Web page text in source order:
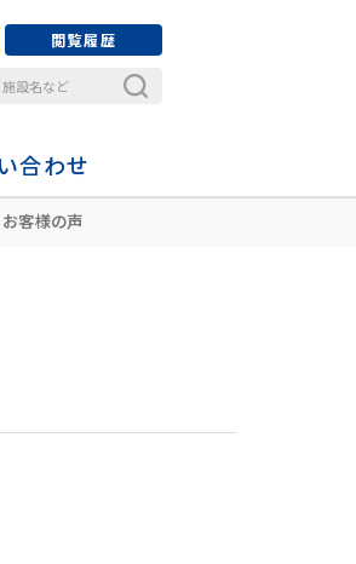
閲覧履歴
合わせ
お客様の声